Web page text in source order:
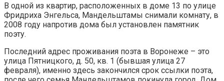
В одной из квартир, расположенных в доме 13 по улице
Фридриха Энгельса, Мандельштамы снимали комнату, в
2008 году напротив дома был установлен памятник
поэту.
Последний адрес проживания поэта в Воронеже – это
улица Пятницкого, д. 50, кв. 1 (бывшая улица 27
февраля), именно здесь закончился срок ссылки поэта,